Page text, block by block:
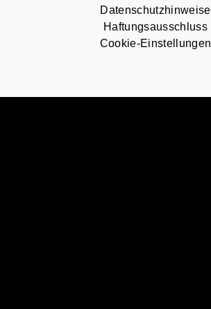
Datenschutzhinweise
Haftungsausschluss
Cookie-Einstellungen